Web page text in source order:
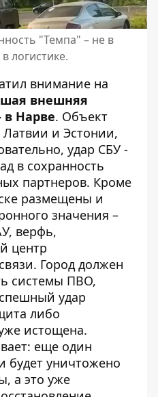
"Темпа" – не в
логистике.
внимание на
внешняя
в Нарве. Объект
и Эстонии,
удар СБУ -
в сохранность
партнеров. Кроме
размещены и
значения –
верфь,
центр
Город должен
системы ПВО,
удар
либо
истощена.
еще один
будет уничтожено
а это уже